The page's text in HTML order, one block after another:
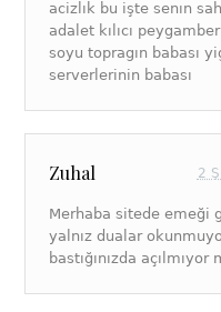
acizlık bu işte senın
adalet kılıcı
soyu topragın babası
serverlerinin babası
Zuhal 2
Merhaba sitede emeği
yalnız dualar
bastığınızda açılmıyor